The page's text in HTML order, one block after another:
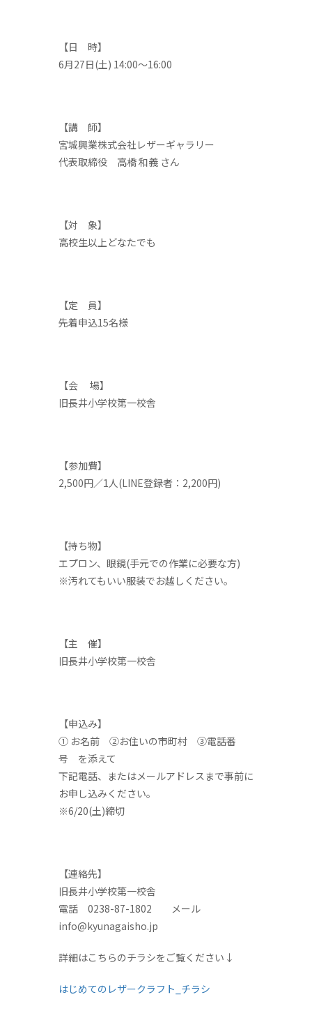
【日 時】
6月27日(土) 14:00～16:00
【講 師】
宮城興業株式会社レザーギャラリー
代表取締役 高橋 和義 さん
【対 象】
高校生以上どなたでも
【定 員】
先着申込15名様
【会 場】
旧長井小学校第一校舎
【参加費】
2,500円／1人(LINE登録者：2,200円)
【持ち物】
エプロン、眼鏡(手元での作業に必要な方)
※汚れてもいい服装でお越しください。
【主 催】
旧長井小学校第一校舎
【申込み】
① お名前 ②お住いの市町村 ③電話番
号 を添えて
下記電話、またはメールアドレスまで事前に
お申し込みください。
※6/20(土)締切
【連絡先】
旧長井小学校第一校舎
電話 0238-87-1802 メール
info@kyunagaisho.jp
詳細はこちらのチラシをご覧ください↓
はじめてのレザークラフト_チラシ